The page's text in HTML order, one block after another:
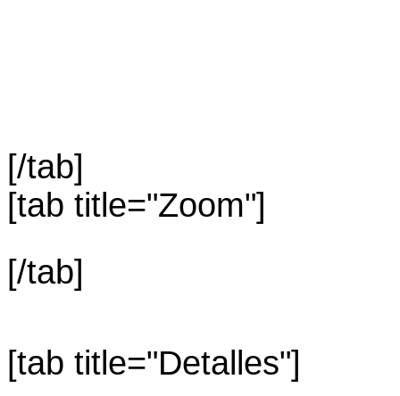
[/tab]
[tab title="Zoom"]
[/tab]
[tab title="Detalles"]